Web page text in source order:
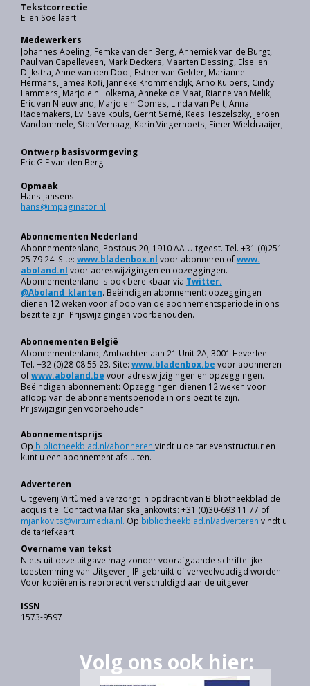
Volg ons ook hier:
1573-9597
ISSN
Niets uit deze uitgave mag zonder voorafgaande schriftelijke
toestemming van Uitgeverij IP gebruikt of verveelvoudigd worden.
Voor kopiëren is reprorecht verschuldigd aan de uitgever.
Overname van tekst
Uitgeverij Virtùmedia verzorgt in opdracht van Bibliotheekblad de
acquisitie. Contact via Mariska Jankovits: +31 (0)30-693 11 77 of
mjankovits@virtumedia.nl. Op bibliotheekblad.nl/adverteren vindt u
de tariefkaart.
Adverteren
Op bibliotheekblad.nl/abonneren vindt u de tarievenstructuur en
kunt u een abonnement afsluiten.
Abonnementsprijs
Abonnementenland, Ambachtenlaan 21 Unit 2A, 3001 Heverlee.
Tel. +32 (0)28 08 55 23. Site: www.bladenbox.be voor abonneren
ofwww.aboland.be voor adreswijzigingen en opzeggingen.
Beëindigen abonnement: Opzeggingen dienen 12 weken voor
afloop van de abonnementsperiode in ons bezit te zijn.
Prijswijzigingen voorbehouden.
Abonnementen België
Abonnementenland, Postbus 20, 1910 AA Uitgeest. Tel. +31 (0)251-
25 79 24. Site: www.bladenbox.nl voor abonneren ofwww.
aboland.nl voor adreswijzigingen en opzeggingen.
Abonnementenland is ook bereikbaar via Twitter.
@Aboland_klanten. Beëindigen abonnement: opzeggingen
dienen 12 weken voor afloop van de abonnements­periode in ons
bezit te zijn. Prijswijzigingen voorbehouden.
Abonnementen Nederland
Eric G F van den Berg
Ontwerp basisvormgeving
Hans Jansens
hans@impaginator.nl
Opmaak
Johannes Abeling, Femke van den Berg, Annemiek van de Burgt,
Paul van Capelleveen, Mark Deckers, Maarten Dessing, Elselien
Dijkstra, Anne van den Dool, Esther van Gelder, Marianne
Hermans, Jamea Kofi, Janneke Krommendijk, Arno Kuipers, Cindy
Lammers, Marjolein Lolkema, Anneke de Maat, Rianne van Melik,
Eric van Nieuwland, Marjolein Oomes, Linda van Pelt, Anna
Rademakers, Evi Savelkouls, Gerrit Serné, Kees Teszelszky, Jeroen
Vandommele, Stan Verhaag, Karin Vingerhoets, Eimer Wieldraaijer,
Ivonne Zijp.
Medewerkers
Ellen Soellaart
Tekstcorrectie